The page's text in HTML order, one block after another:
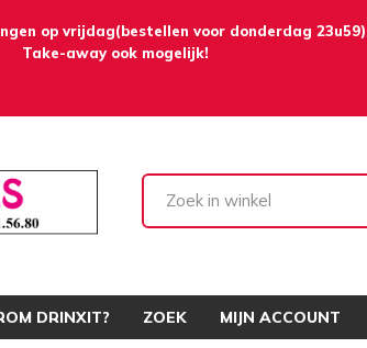
op vrijdag(bestellen voor donderdag 23u59)
Take-away ook mogelijk!
DRINXIT? ZOEK MIJN ACCOUNT